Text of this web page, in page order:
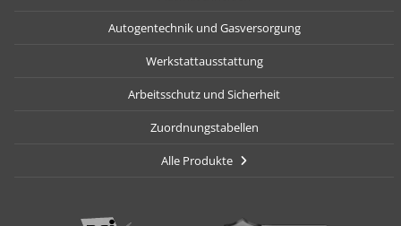
Autogentechnik und Gasversorgung
Werkstattausstattung
Arbeitsschutz und Sicherheit
Zuordnungstabellen
Alle Produkte